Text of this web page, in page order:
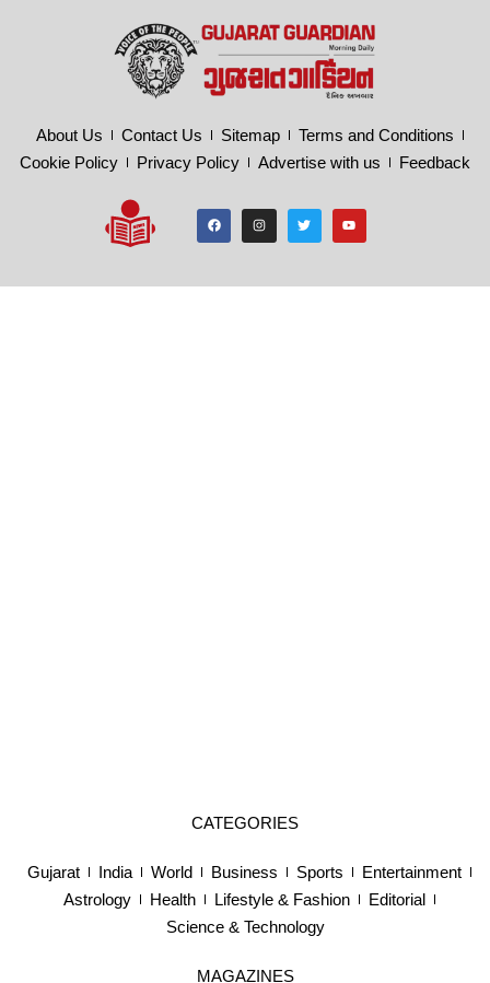
About Us Contact Us Sitemap
Terms and Conditions
Cookie Policy
Privacy Policy Advertise with us Feedback
CATEGORIES
Gujarat India World Business Sports
Entertainment
Astrology
Health Lifestyle & Fashion
Editorial
Science & Technology
MAGAZINES